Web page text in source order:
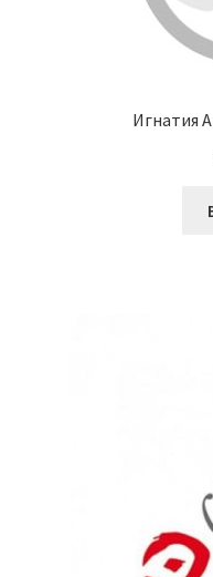
Игнатия